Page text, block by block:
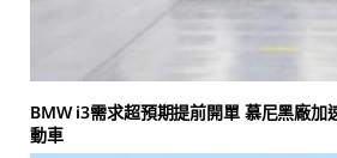
BMW i3需求超預期提前開單 慕尼黑廠加
動車